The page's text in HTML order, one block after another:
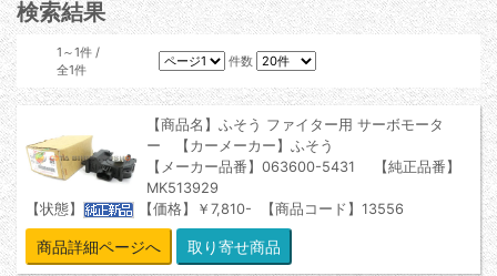
検索結果
1～1件 /
全1件
件数
【商品名】ふそう ファイター用 サーボモータ
ー 【カーメーカー】ふそう
【メーカー品番】063600-5431 【純正品番】
MK513929
【状態】
【価格】￥7,810- 【商品コード】13556
商品詳細ページへ